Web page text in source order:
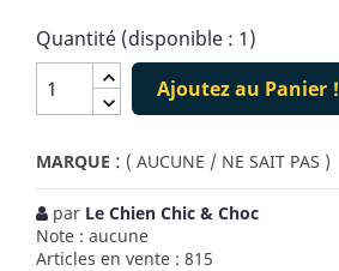
Quantité (disponible : 1)
Ajoutez au Panier !
MARQUE : ( AUCUNE / NE SAIT PAS )
par Le Chien Chic & Choc
Note : aucune
Articles en vente : 815